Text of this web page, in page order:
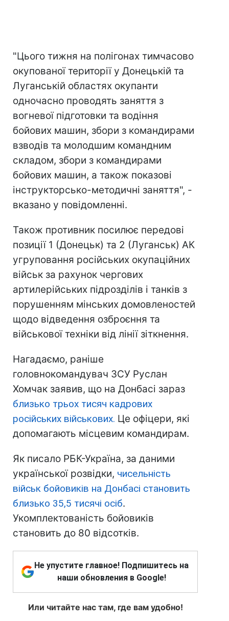
"Цього тижня на полігонах тимчасово
окупованої території у Донецькій та
Луганській областях окупанти
одночасно проводять заняття з
вогневої підготовки та водіння
бойових машин, збори з командирами
взводів та молодшим командним
складом, збори з командирами
бойових машин, а також показові
інструкторсько-методичні заняття", -
вказано у повідомленні.
Також противник посилює передові
позиції 1 (Донецьк) та 2 (Луганськ) АК
угруповання російських окупаційних
військ за рахунок чергових
артилерійських підрозділів і танків з
порушенням мінських домовленостей
щодо відведення озброєння та
військової техніки від лінії зіткнення.
Нагадаємо, раніше
головнокомандувач ЗСУ Руслан
Хомчак заявив, що на Донбасі зараз
близько трьох тисяч кадрових
російських військових. Це офіцери, які
допомагають місцевим командирам.
Як писало РБК-Україна, за даними
української розвідки, чисельність
військ бойовиків на Донбасі становить
близько 35,5 тисячі осіб.
Укомплектованість бойовиків
становить до 80 відсотків.
Не упустите главное! Подпишитесь на
наши обновления в Google!
Или читайте нас там, где вам удобно!